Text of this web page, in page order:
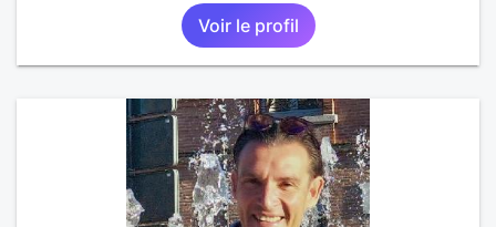
Voir le profil